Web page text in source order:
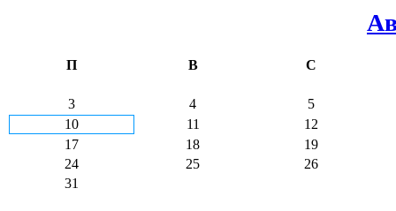
П В С
3 4
5
10
11
12
17
18
19
24
25
26
31